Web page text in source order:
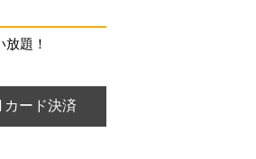
題！
カード決済